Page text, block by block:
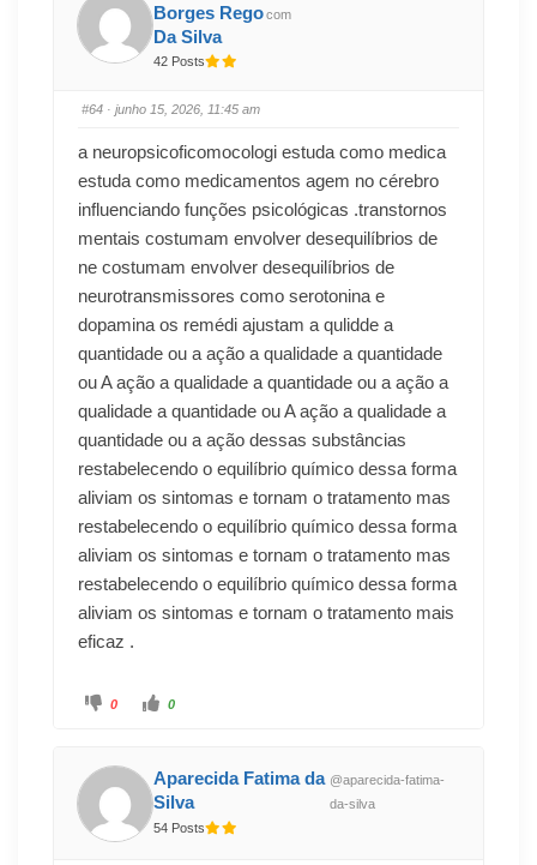
Borges Rego
Da Silva
com
42 Posts
#64 · junho 15, 2026, 11:45 am
a neuropsicoficomocologi estuda como medica
estuda como medicamentos agem no cérebro
influenciando funções psicológicas .transtornos
mentais costumam envolver desequilíbrios de
ne costumam envolver desequilíbrios de
neurotransmissores como serotonina e
dopamina os remédi ajustam a qulidde a
quantidade ou a ação a qualidade a quantidade
ou A ação a qualidade a quantidade ou a ação a
qualidade a quantidade ou A ação a qualidade a
quantidade ou a ação dessas substâncias
restabelecendo o equilíbrio químico dessa forma
aliviam os sintomas e tornam o tratamento mas
restabelecendo o equilíbrio químico dessa forma
aliviam os sintomas e tornam o tratamento mas
restabelecendo o equilíbrio químico dessa forma
aliviam os sintomas e tornam o tratamento mais
eficaz .
0 0
Aparecida Fatima da
Silva
@aparecida-fatima-
da-silva
54 Posts